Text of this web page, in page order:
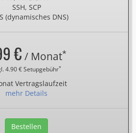
SSH, SCP
(dynamisches DNS)
€ / Monat*
4.90 € Setupgebühr*
Vertragslaufzeit
mehr Details
Bestellen